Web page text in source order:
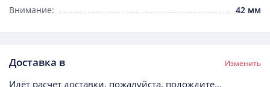
Внимание:
42 мм
Доставка в Изменить
Идёт расчет доставки, пожалуйста, подождите...